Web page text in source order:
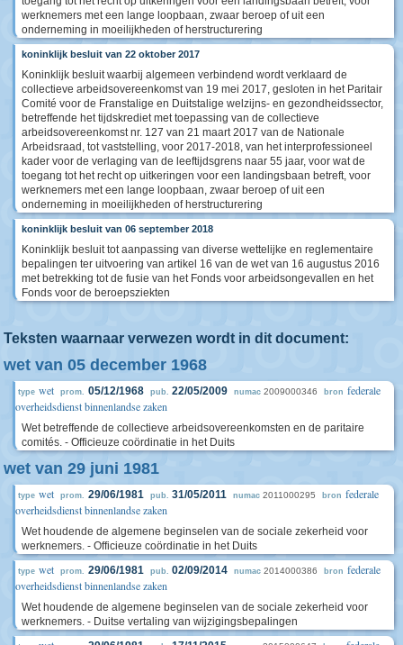
werknemers met een lange loopbaan, zwaar beroep of uit een
onderneming in moeilijkheden of herstructurering
koninklijk besluit van 22 oktober 2017
Koninklijk besluit waarbij algemeen verbindend wordt verklaard de
collectieve arbeidsovereenkomst van 19 mei 2017, gesloten in het Paritair
Comité voor de Franstalige en Duitstalige welzijns- en gezondheidssector,
betreffende het tijdskrediet met toepassing van de collectieve
arbeidsovereenkomst nr. 127 van 21 maart 2017 van de Nationale
Arbeidsraad, tot vaststelling, voor 2017-2018, van het interprofessioneel
kader voor de verlaging van de leeftijdsgrens naar 55 jaar, voor wat de
toegang tot het recht op uitkeringen voor een landingsbaan betreft, voor
werknemers met een lange loopbaan, zwaar beroep of uit een
onderneming in moeilijkheden of herstructurering
koninklijk besluit van 06 september 2018
Koninklijk besluit tot aanpassing van diverse wettelijke en reglementaire
bepalingen ter uitvoering van artikel 16 van de wet van 16 augustus 2016
met betrekking tot de fusie van het Fonds voor arbeidsongevallen en het
Fonds voor de beroepsziekten
Teksten waarnaar verwezen wordt in dit document:
wet van 05 december 1968
type wet prom. 05/12/1968 pub. 22/05/2009 numac 2009000346 bron federale
overheidsdienst binnenlandse zaken
Wet betreffende de collectieve arbeidsovereenkomsten en de paritaire
comités. - Officieuze coördinatie in het Duits
wet van 29 juni 1981
type wet prom. 29/06/1981 pub. 31/05/2011 numac 2011000295 bron federale
overheidsdienst binnenlandse zaken
Wet houdende de algemene beginselen van de sociale zekerheid voor
werknemers. - Officieuze coördinatie in het Duits
type wet prom. 29/06/1981 pub. 02/09/2014 numac 2014000386 bron federale
overheidsdienst binnenlandse zaken
Wet houdende de algemene beginselen van de sociale zekerheid voor
werknemers. - Duitse vertaling van wijzigingsbepalingen